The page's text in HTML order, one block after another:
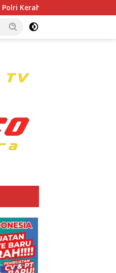
Akpol Dampingi Siswa di